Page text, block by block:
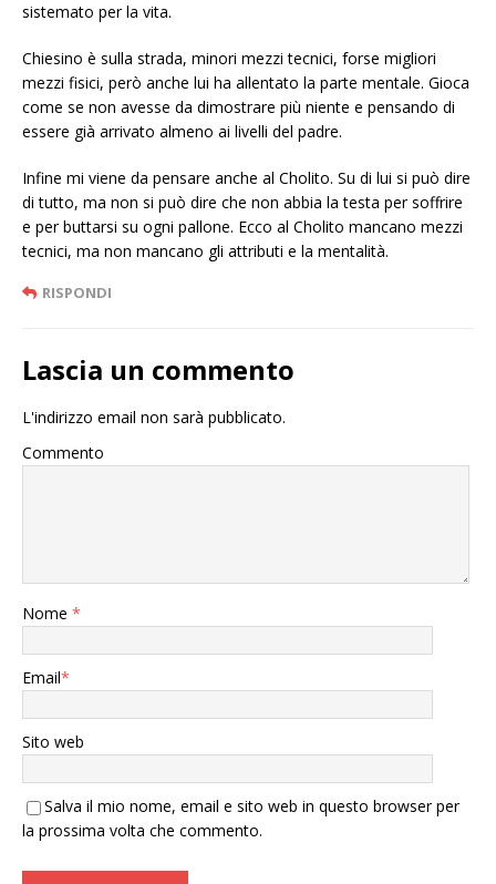
sistemato per la vita.
Chiesino è sulla strada, minori mezzi tecnici, forse migliori
mezzi fisici, però anche lui ha allentato la parte mentale. Gioca
come se non avesse da dimostrare più niente e pensando di
essere già arrivato almeno ai livelli del padre.
Infine mi viene da pensare anche al Cholito. Su di lui si può dire
di tutto, ma non si può dire che non abbia la testa per soffrire
e per buttarsi su ogni pallone. Ecco al Cholito mancano mezzi
tecnici, ma non mancano gli attributi e la mentalità.
RISPONDI
Lascia un commento
L'indirizzo email non sarà pubblicato.
Commento
Nome *
Email*
Sito web
Salva il mio nome, email e sito web in questo browser per
la prossima volta che commento.